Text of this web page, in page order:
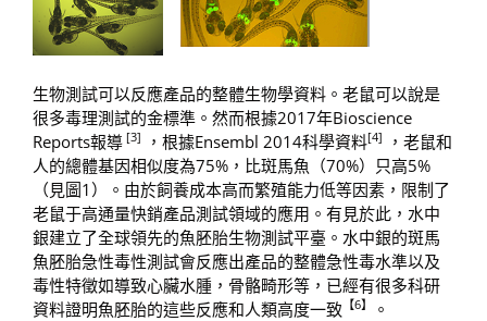
生物測試可以反應產品的整體生物學資料。老鼠可以說是
很多毒理測試的金標準。然而根據2017年Bioscience
Reports報導 [3] ，根據Ensembl 2014科學資料[4]
，老鼠和
人的總體基因相似度為75%，比斑馬魚（70%）只高5%
（見圖1）。由於飼養成本高而繁殖能力低等因素，限制了
老鼠于高通量快銷產品測試領域的應用。有見於此，水中
銀建立了全球領先的魚胚胎生物測試平臺。水中銀的斑馬
魚胚胎急性毒性測試會反應出產品的整體急性毒水準以及
毒性特徵如導致心臟水腫，骨骼畸形等，已經有很多科研
資料證明魚胚胎的這些反應和人類高度一致 【6】
。